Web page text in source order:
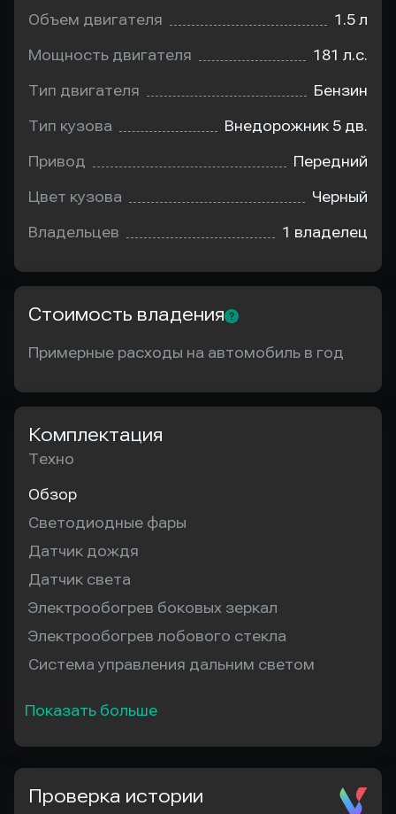
Объем двигателя 1.5 л
Мощность двигателя 181 л.с.
Тип двигателя Бензин
Тип кузова Внедорожник 5 дв.
Привод Передний
Цвет кузова Черный
Владельцев 1 владелец
Стоимость владения
Примерные расходы на автомобиль в год
Комплектация
Техно
Обзор
Светодиодные фары
Датчик дождя
Датчик света
Электрообогрев боковых зеркал
Электрообогрев лобового стекла
Система управления дальним светом
Показать больше
Проверка истории